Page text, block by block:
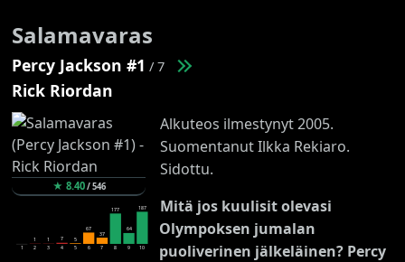
Salamavaras
Percy Jackson #1 / 7
Rick Riordan
★ 8.40/546
1
1
2
1
3
7
4
5
5
67
6
37
7
177
8
64
9
187
10
Alkuteos ilmestynyt 2005.
Suomentanut Ilkka Rekiaro.
Sidottu.
Mitä jos kuulisit olevasi
Olympoksen jumalan
puoliverinen jälkeläinen? Percy